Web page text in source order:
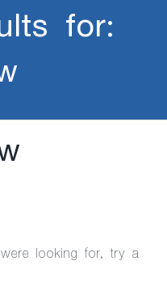
for:
looking for, try a